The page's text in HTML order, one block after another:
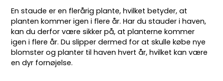
En staude er en flerårig plante, hvilket betyder, at
planten kommer igen i flere år. Har du stauder i haven,
kan du derfor være sikker på, at planterne kommer
igen i flere år. Du slipper dermed for at skulle købe nye
blomster og planter til haven hvert år, hvilket kan være
en dyr fornøjelse.